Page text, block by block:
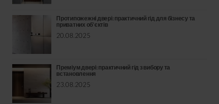
Протипожежні двері: практичний гід для бізнесу та
приватних об’єктів
20.08.2025
Преміум двері: практичний гід з вибору та
встановлення
23.08.2025